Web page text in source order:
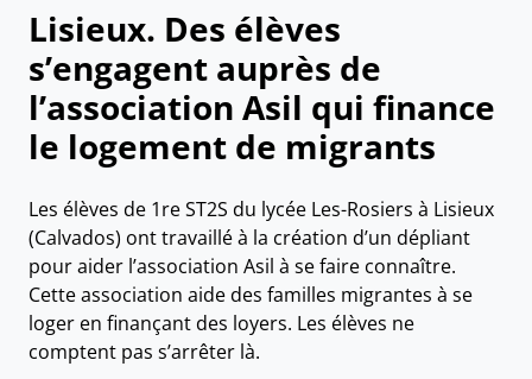
Lisieux. Des élèves
s’engagent auprès de
l’association Asil qui finance
le logement de migrants
​Les élèves de 1re ST2S du lycée Les-Rosiers à Lisieux
(Calvados) ont travaillé à la création d’un dépliant
pour aider l’association Asil à se faire connaître.
Cette association aide des familles migrantes à se
loger en finançant des loyers. Les élèves ne
comptent pas s’arrêter là.